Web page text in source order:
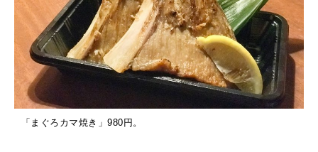
「まぐろカマ焼き」980円。